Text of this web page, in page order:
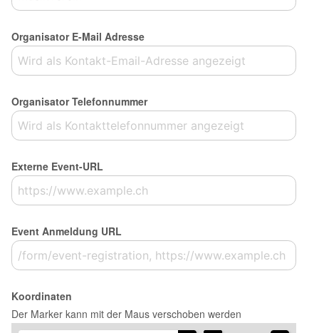
Organisator E-Mail Adresse
Organisator Telefonnummer
Externe Event-URL
Event Anmeldung URL
Koordinaten
Der Marker kann mit der Maus verschoben werden